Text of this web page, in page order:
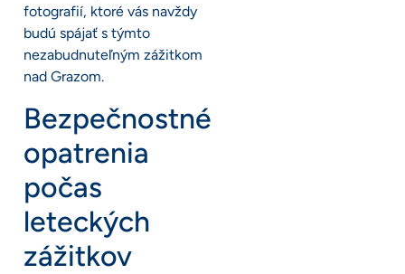
fotografií, ktoré vás navždy
budú spájať s týmto
nezabudnuteľným zážitkom
nad Grazom.
Bezpečnostné
opatrenia
počas
leteckých
zážitkov